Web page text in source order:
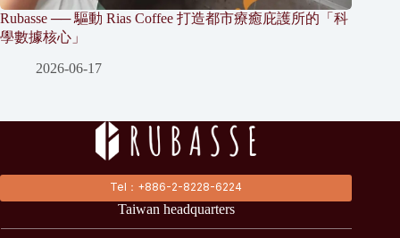
Rubasse ── 驅動 Rias Coffee 打造都市療癒庇護所的「科
學數據核心」
2026-06-17
Tel：+886-2-8228-6224
Taiwan headquarters